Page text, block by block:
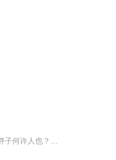
网红，也能修仙？搞笑呢，刘伯温斩断天地二桥后，我们的世界已经进入末法时代，何来修仙？这何胖子何许人也？她到底是如何在这末世存活，她的战队是如何位列仙班的，这里的故事让各位看官捧腹大笑，温馨提示，欣赏本故事千万别喝水。